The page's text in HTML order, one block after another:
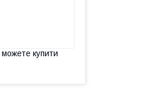
можете купити